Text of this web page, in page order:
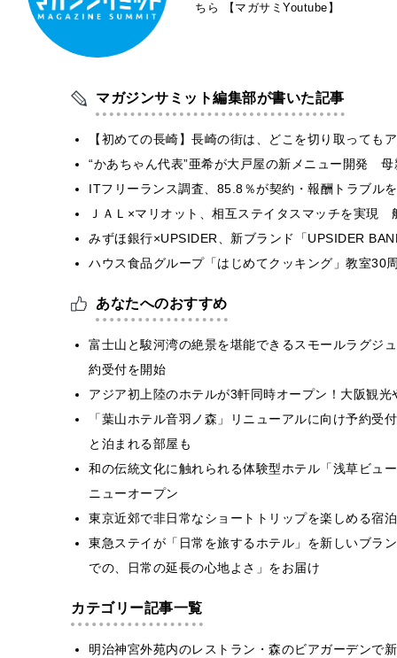
ちら
【マガサミYoutube】
マガジンサミット編集部が書いた記事
【初めての長崎】長崎の街は、どこを切り取って
“かあちゃん代表”亜希が大戸屋の新メニュー開発
ITフリーランス調査、85.8％が契約・報酬トラブ
ＪＡＬ×マリオット、相互ステイタスマッチを実現
みずほ銀行×UPSIDER、新ブランド「UPSIDER
ハウス食品グループ「はじめてクッキング」教室
あなたへのおすすめ
富士山と駿河湾の絶景を堪能できるスモールラグジ
約受付を開始
アジア初上陸のホテルが3軒同時オープン！大阪観
「葉山ホテル音羽ノ森」リニューアルに向け予約受
と泊まれる部屋も
和の伝統文化に触れられる体験型ホテル「浅草ビュ
ニューオープン
東京近郊で非日常なショートトリップを楽しめる宿
東急ステイが「日常を旅するホテル」を新しいブラ
での、日常の延長の心地よさ」をお届け
カテゴリー記事一覧
明治神宮外苑内のレストラン・森のビアガーデンで